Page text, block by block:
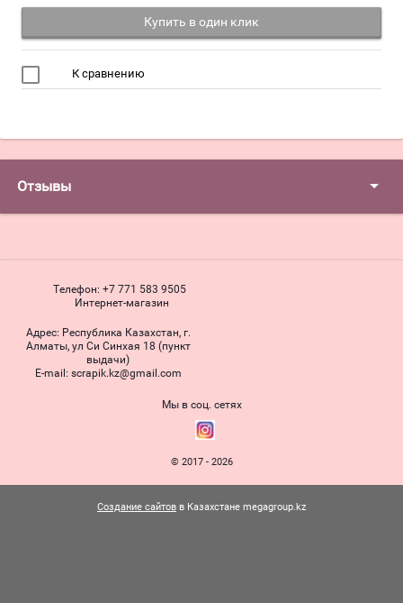
Купить в один клик
К сравнению
Отзывы
Телефон: +7 771 583 9505
Интернет-магазин
Адрес: Республика Казахстан, г.
Алматы, ул Си Синхая 18 (пункт
выдачи)
Е-mail: scrapik.kz@gmail.com
Мы в соц. сетях
© 2017 - 2026
Создание сайтов в Казахстане megagroup.kz